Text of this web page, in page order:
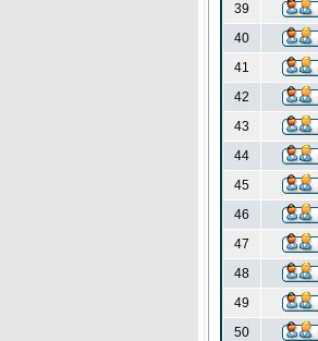
39
40
41
42
43
44
45
46
47
48
49
50